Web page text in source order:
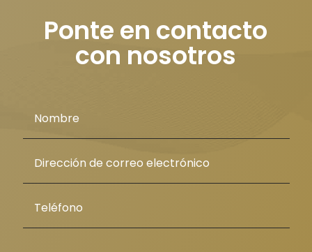
Ponte en contacto
con nosotros